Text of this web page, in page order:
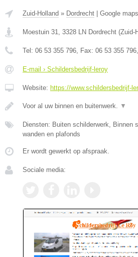
Zuid-Holland » Dordrecht Google maps
Moestuin 31, 3328 LN Dordrecht (Zuid-
Tel: 06 53 355 796, Fax: 06 53 355 796
E-mail › Schildersbedrijf-leroy
Website: https://www.schildersbedrijf-
Voor al uw binnen en buitenwerk. ▼
Diensten: Buiten schilderwerk, Binnen
wanden en plafonds
Er wordt gewerkt op afspraak.
Sociale media: